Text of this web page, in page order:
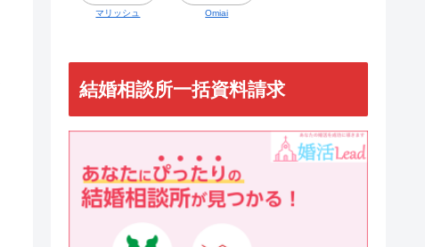
マリッシュ Omiai
結婚相談所一括資料請求